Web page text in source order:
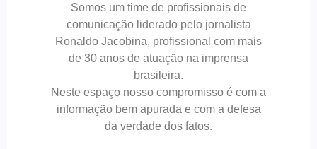
Somos um time de profissionais de
comunicação liderado pelo jornalista
Ronaldo Jacobina, profissional com mais
de 30 anos de atuação na imprensa
brasileira.
Neste espaço nosso compromisso é com a
informação bem apurada e com a defesa
da verdade dos fatos.